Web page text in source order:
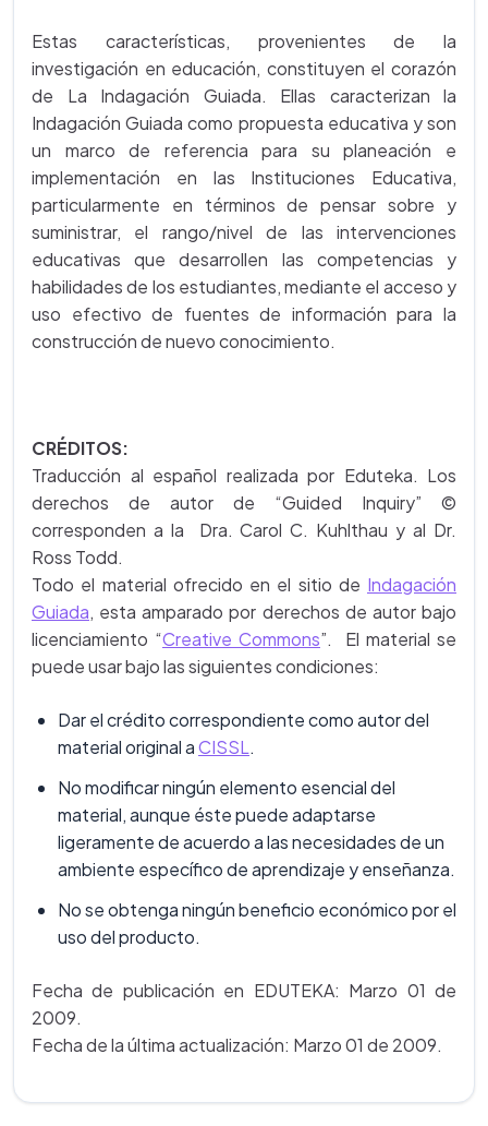
Estas características, provenientes de la
investigación en educación, constituyen el corazón
de La Indagación Guiada. Ellas caracterizan la
Indagación Guiada como propuesta educativa y son
un marco de referencia para su planeación e
implementación en las Instituciones Educativa,
particularmente en términos de pensar sobre y
suministrar, el rango/nivel de las intervenciones
educativas que desarrollen las competencias y
habilidades de los estudiantes, mediante el acceso y
uso efectivo de fuentes de información para la
construcción de nuevo conocimiento.
CRÉDITOS:
Traducción al español realizada por Eduteka. Los
derechos de autor de “Guided Inquiry” ©
corresponden a la Dra. Carol C. Kuhlthau y al Dr.
Ross Todd.
Todo el material ofrecido en el sitio de Indagación
Guiada, esta amparado por derechos de autor bajo
licenciamiento “Creative Commons”. El material se
puede usar bajo las siguientes condiciones:
Dar el crédito correspondiente como autor del
material original aCISSL.
No modificar ningún elemento esencial del
material, aunque éste puede adaptarse
ligeramente de acuerdo a las necesidades de un
ambiente específico de aprendizaje y enseñanza.
No se obtenga ningún beneficio económico por el
uso del producto.
Fecha de publicación en EDUTEKA: Marzo 01 de
2009.
Fecha de la última actualización: Marzo 01 de 2009.